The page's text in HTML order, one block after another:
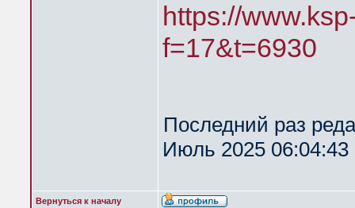
https://
f=17&t=6930
Последний раз
Июль 2025 06:04:43
Вернуться к началу